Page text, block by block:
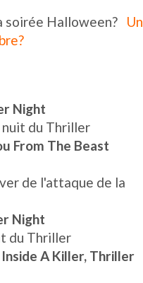
soirée Halloween? Un
Night
nuit du Thriller
From The Beast
de l'attaque de la
Night
du Thriller
A Killer, Thriller